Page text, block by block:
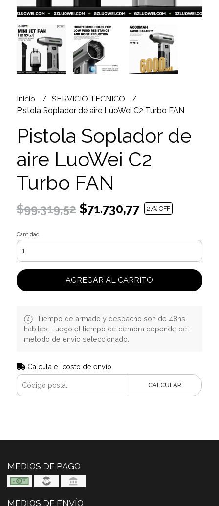
Inicio
SERVICIO TECNICO
Pistola Soplador de aire LuoWei C2 Turbo FAN
Pistola Soplador de
aire LuoWei C2
Turbo FAN
$99.319,52$71.730,77 27% OFF
Cantidad
AGREGAR AL CARRITO
Tiempo de armado y despacho son de 48hs
habiles. Luego el tiempo de demora depende del
metodo de envio seleccionado.
Calculá el costo de envío
CALCULAR
MEDIOS DE PAGO
MEDIOS DE ENVÍO